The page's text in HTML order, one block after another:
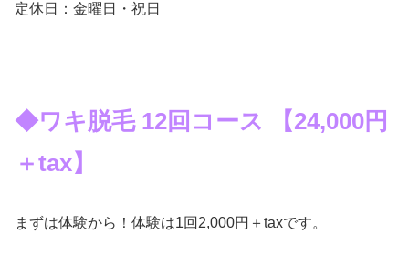
定休日：金曜日・祝日
◆ワキ脱毛 12回コース 【24,000円
＋tax】
まずは体験から！体験は1回2,000円＋taxです。